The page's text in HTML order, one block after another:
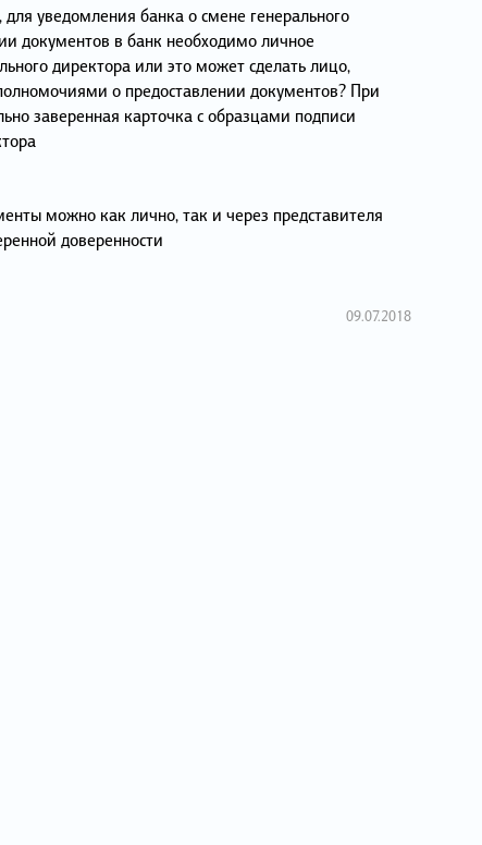
уведомления банка о смене генерального
документов в банк необходимо личное
директора или это может сделать лицо,
о предоставлении документов? При
заверенная карточка с образцами подписи
можно как лично, так и через представителя
доверенности
09.07.2018